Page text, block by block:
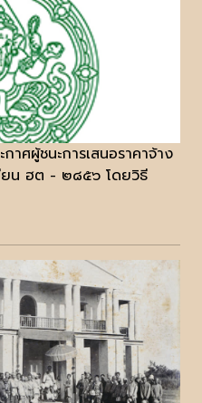
าศผู้ชนะการเสนอราคาจ้าง
ยน ฮต - ๒๘๕๖ โดยวิธี